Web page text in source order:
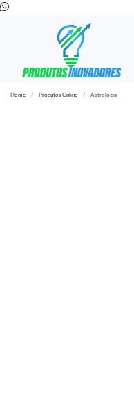
Home Produtos Online Astrologia